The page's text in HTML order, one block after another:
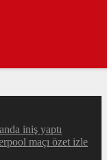
iniş yaptı
maçı özet izle